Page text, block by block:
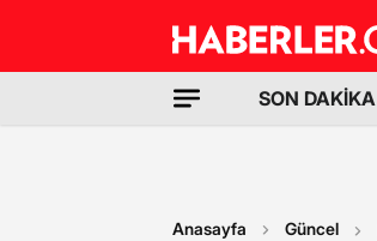
SON DAKİKA
Anasayfa Güncel